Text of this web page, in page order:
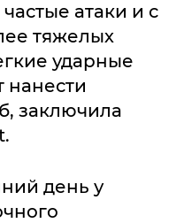
атаки и с
тяжелых
ударные
нанести
заключила
день у